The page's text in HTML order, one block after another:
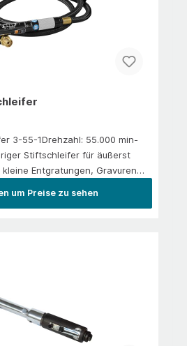
3-55-1Drehzahl: 55.000 min-
Stiftschleifer für äußerst
Entgratungen, Gravuren
um Preise zu sehen